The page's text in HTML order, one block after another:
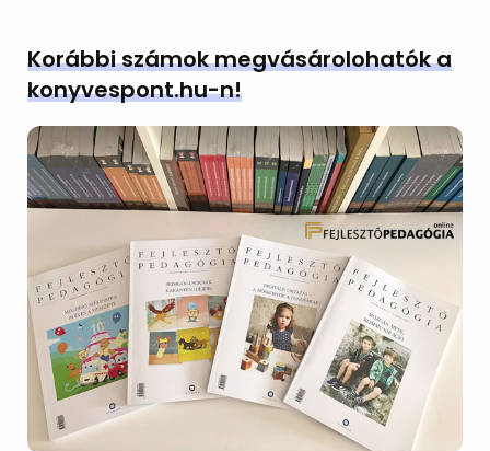
Korábbi számok megvásárolohatók a
konyvespont.hu-n!